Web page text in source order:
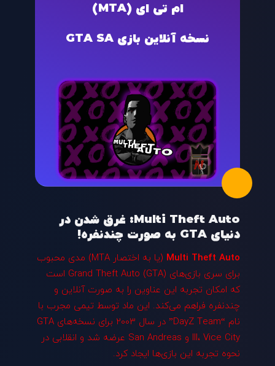
ام تی ای (MTA)
نسخه آنلاین بازی GTA SA
Multi Theft Auto: غرق شدن در
دنیای GTA به صورت چندنفره!
Multi Theft Auto
(یا به اختصار MTA) مدی محبوب
برای سری بازی‌های Grand Theft Auto (GTA) است
که امکان تجربه این عناوین را به صورت آنلاین و
چندنفره فراهم می‌کند. این ماد توسط تیمی مجرب با
نام “DayZ Team” در سال 2003 برای نسخه‌های GTA
III، Vice City و San Andreas عرضه شد و انقلابی در
نحوه تجربه این بازی‌ها ایجاد کرد.